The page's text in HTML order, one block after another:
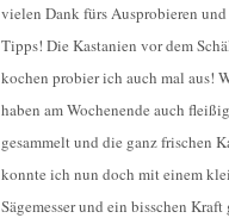
vielen Dank fürs Ausprobieren
Tipps! Die Kastanien vor dem
kochen probier ich auch mal aus!
haben am Wochenende auch fleißig
gesammelt und die ganz frischen
konnte ich nun doch mit einem
Sägemesser und ein bisschen Kraft